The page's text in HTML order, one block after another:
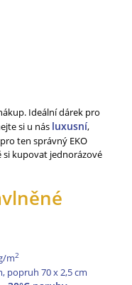
Ideální dárek pro
si u nás luxusní,
pro ten správný EKO
si kupovat jednorázové
m2
popruh 70 x 2,5 cm